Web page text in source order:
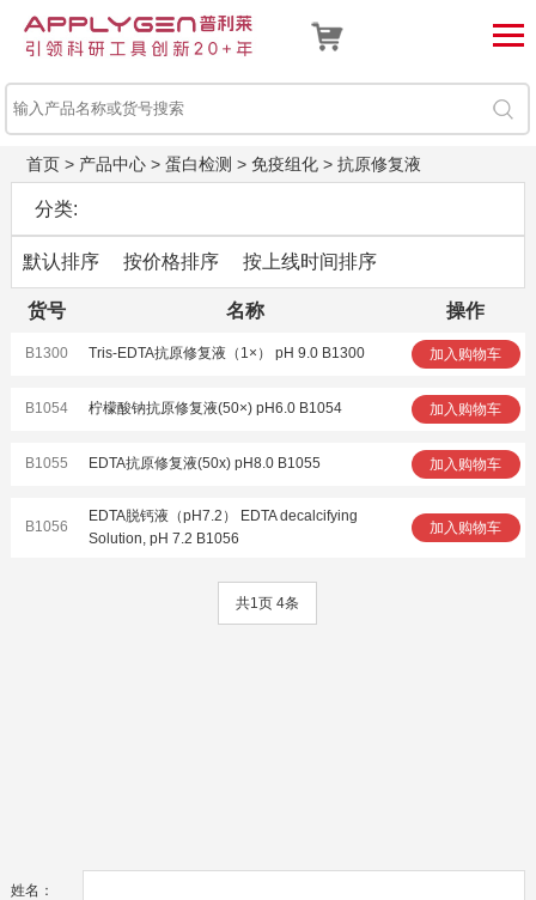
首页> 产品中心> 蛋白检测 > 免疫组化> 抗原修复液
分类:
默认排序 按价格排序 按上线时间排序
货号 名称 操作
B1300 Tris-EDTA抗原修复液（1×） pH 9.0 B1300 加入购物车
B1054 柠檬酸钠抗原修复液(50×) pH6.0 B1054 加入购物车
B1055 EDTA抗原修复液(50x) pH8.0 B1055 加入购物车
B1056
EDTA脱钙液（pH7.2） EDTA decalcifying
Solution, pH 7.2 B1056
加入购物车
共1页 4条
姓名：